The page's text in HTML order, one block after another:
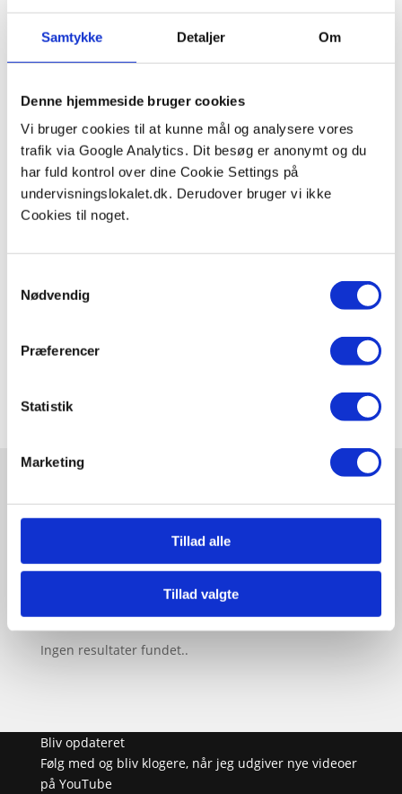
Samtykke Detaljer Om
Denne hjemmeside bruger cookies
Vi bruger cookies til at kunne mål og analysere vores
trafik via Google Analytics. Dit besøg er anonymt og du
har fuld kontrol over dine Cookie Settings på
undervisningslokalet.dk. Derudover bruger vi ikke
Cookies til noget.
Nødvendig
Præferencer
Statistik
Marketing
Tillad alle
Tillad valgte
graferne skal det være tydeligt hvordan zonen for
black out nås ved hyperventilation.
Sørg for du forstår:
1) Hvordan påvirker hyperventilation og pCO₂ i
2) Hvorfor er det farligt at sænke sit pCO₂ i blodet
ved dykning?
3) Hvilke signaler reagerer vejrtrækningscenteret på,
nærmer bestemt de centrale og perifere receptorer?
Dykkerrefleks – hold vejret
Ingen resultater fundet..
Bliv opdateret
Følg med og bliv klogere, når jeg udgiver nye videoer
på YouTube